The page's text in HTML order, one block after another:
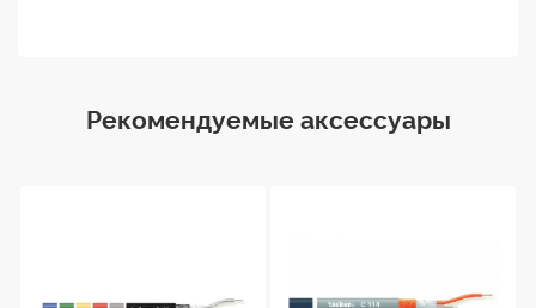
Рекомендуемые аксессуары